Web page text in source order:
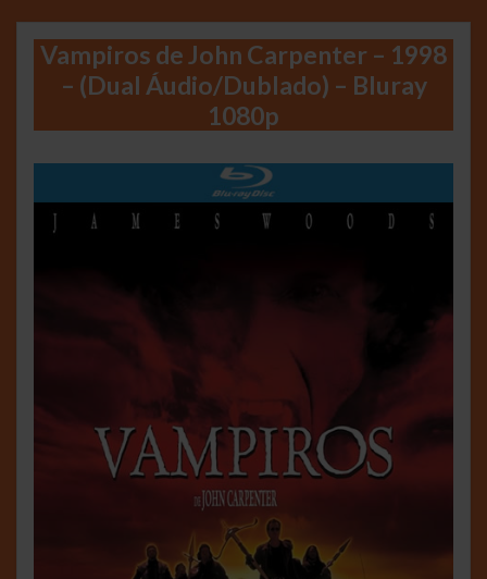
Vampiros de John Carpenter – 1998
– (Dual Áudio/Dublado) – Bluray
1080p